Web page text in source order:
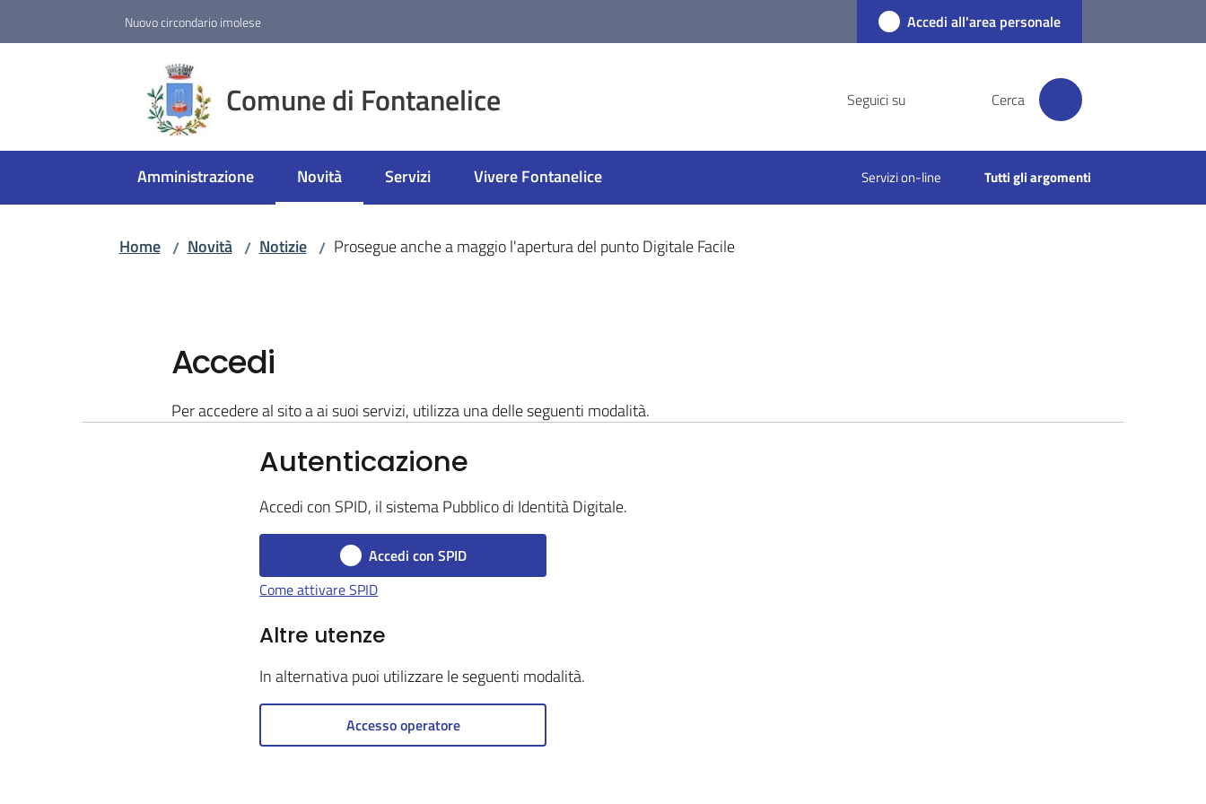
Nuovo circondario imolese Accedi all'area personale
Comune di Fontanelice Seguici su Cerca
Amministrazione Novità
Menu selezionato
Servizi Vivere Fontanelice Servizi on-line Tutti gli argomenti
Home / Novità / Notizie / Prosegue anche a maggio l'apertura del punto Digitale Facile
Accedi
Per accedere al sito a ai suoi servizi, utilizza una delle seguenti modalità.
Autenticazione
Accedi con SPID, il sistema Pubblico di Identità Digitale.
Accedi con SPID
Come attivare SPID
Altre utenze
In alternativa puoi utilizzare le seguenti modalità.
Accesso operatore